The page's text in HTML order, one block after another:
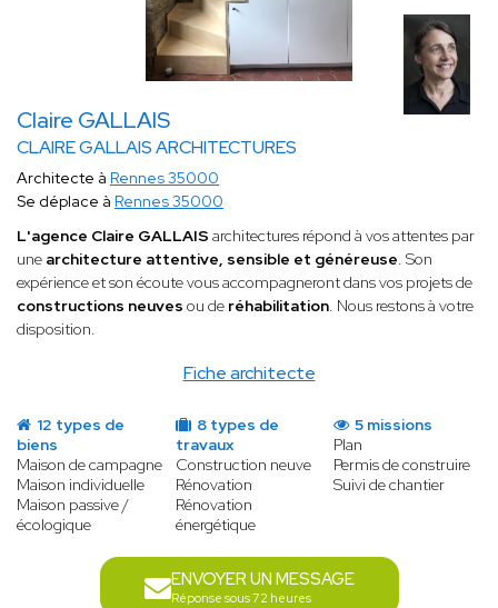
Claire GALLAIS
CLAIRE GALLAIS ARCHITECTURES
Fiche architecte
Architecte à Rennes 35000
Se déplace à Rennes 35000
L'agence Claire GALLAIS architectures répond à vos attentes par
une architecture attentive, sensible et généreuse. Son
expérience et son écoute vous accompagneront dans vos projets de
constructions neuves ou de réhabilitation. Nous restons à votre
disposition.
12 types de
biens
Maison de campagne
Maison individuelle
Maison passive /
écologique
8 types de
travaux
Construction neuve
Rénovation
Rénovation
énergétique
5 missions
Plan
Permis de construire
Suivi de chantier
ENVOYER UN MESSAGE
Réponse sous 72 heures